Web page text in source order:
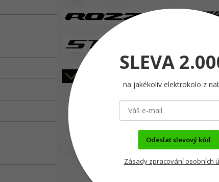
SLEVA
na jakékoliv elektrokolo z
Odeslat slevový kód
Zásady zpracování osobních